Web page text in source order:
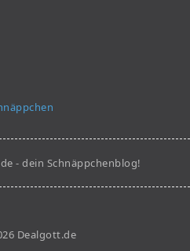
- dein Schnäppchenblog!
Dealgott.de